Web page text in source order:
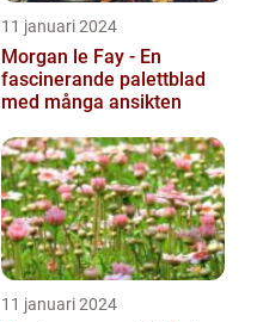
11 januari 2024
Morgan le Fay - En
fascinerande palettblad
med många ansikten
11 januari 2024